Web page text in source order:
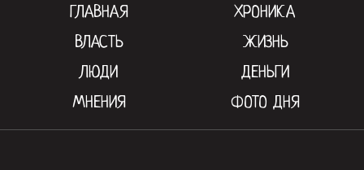
ГЛАВНАЯ
ХРОНИКА
ВЛАСТЬ
ЖИЗНЬ
ЛЮДИ
ДЕНЬГИ
МНЕНИЯ
ФОТО ДНЯ